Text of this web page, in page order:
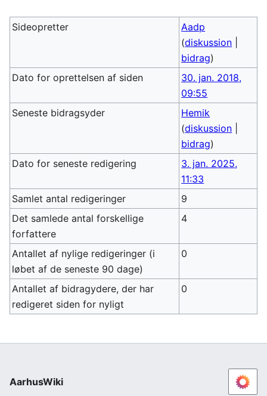
Sideopretter
Aadp
(diskussion
bidrag)
Dato for oprettelsen af siden
30. jan. 2018,
09:55
Seneste bidragsyder
Hemik
(diskussion
bidrag)
Dato for seneste redigering
3. jan. 2025,
11:33
Samlet antal redigeringer
9
Det samlede antal forskellige
forfattere
4
Antallet af nylige redigeringer (i
løbet af de seneste 90 dage)
0
Antallet af bidragydere, der har
redigeret siden for nyligt
0
AarhusWiki